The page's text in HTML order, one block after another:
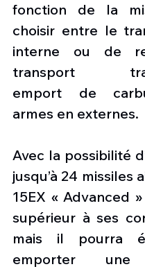
fonction de la
choisir entre le
interne ou de
transport
emport de
armes en externes.
Avec la possibilité
jusqu’à 24 missiles
15EX « Advanced
supérieur à ses
mais il pourra
emporter une